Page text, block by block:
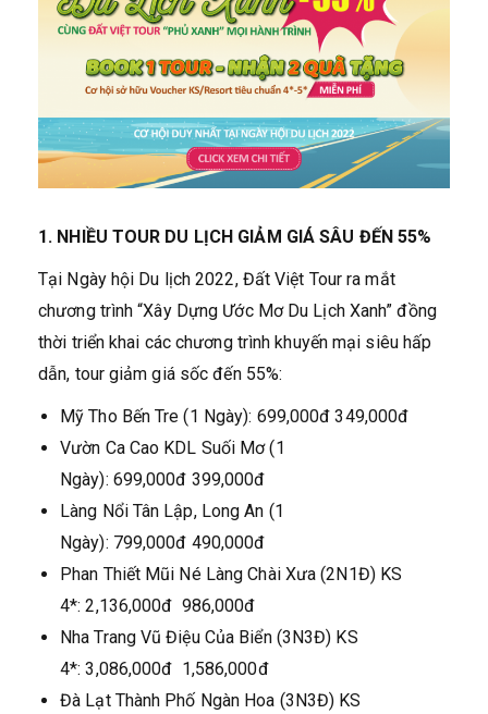
1. NHIỀU TOUR DU LỊCH GIẢM GIÁ SÂU ĐẾN 55%
Tại Ngày hội Du lịch 2022, Đất Việt Tour ra mắt
chương trình “Xây Dựng Ước Mơ Du Lịch Xanh” đồng
thời triển khai các chương trình khuyến mại siêu hấp
dẫn, tour giảm giá sốc đến 55%:
Mỹ Tho Bến Tre (1 Ngày): 699,000đ 349,000đ
Vườn Ca Cao KDL Suối Mơ (1
Ngày): 699,000đ 399,000đ
Làng Nổi Tân Lập, Long An (1
Ngày): 799,000đ 490,000đ
Phan Thiết Mũi Né Làng Chài Xưa (2N1Đ) KS
4*: 2,136,000đ 986,000đ
Nha Trang Vũ Điệu Của Biển (3N3Đ) KS
4*: 3,086,000đ 1,586,000đ
Đà Lạt Thành Phố Ngàn Hoa (3N3Đ) KS